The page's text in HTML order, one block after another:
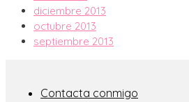
diciembre 2013
octubre 2013
septiembre 2013
Contacta conmigo